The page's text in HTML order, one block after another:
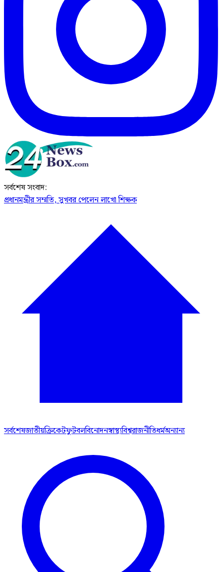
সর্বশেষ সংবাদ:
প্রধানমন্ত্রীর সম্মতি, সুখবর পেলেন লাখো শিক্ষক
সর্বশেষজাতীয়ক্রিকেটফুটবলবিনোদনস্বাস্থ্যবিশ্বরাজনীতিধর্মঅন্যান্য